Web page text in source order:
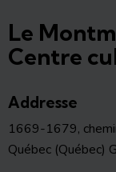
Le
Centre
Addresse
1669-1679,
Québec (Québec)